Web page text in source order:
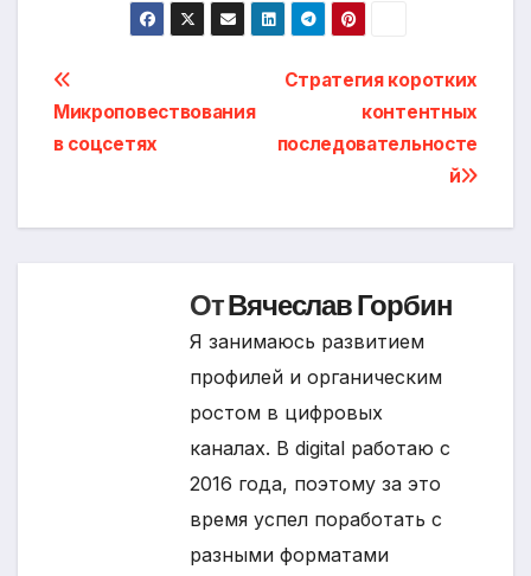
Навигация
по
Стратегия коротких
контентных
последовательносте
й
Микроповествования
в соцсетях
ОтВячеслав Горбин
Я занимаюсь развитием
профилей и органическим
ростом в цифровых
каналах. В digital работаю с
2016 года, поэтому за это
время успел поработать с
разными форматами